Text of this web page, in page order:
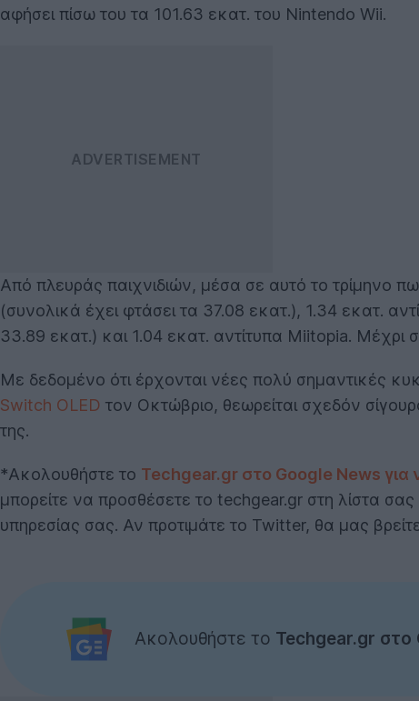
αφήσει πίσω του τα 101.63 εκατ. του Nintendo Wii.
Από πλευράς παιχνιδιών, μέσα σε αυτό το τρίμηνο
(συνολικά έχει φτάσει τα 37.08 εκατ.), 1.34 εκατ.
33.89 εκατ.) και 1.04 εκατ. αντίτυπα Miitopia. Μέχρι
Με δεδομένο ότι έρχονται νέες πολύ σημαντικές
Switch OLED τον Οκτώβριο, θεωρείται σχεδόν
της.
*Ακολουθήστε το Techgear.gr στο Google News
μπορείτε να προσθέσετε το techgear.gr στη λίστα
υπηρεσίας σας. Αν προτιμάτε το Twitter, θα μας
Ακολουθήστε το Techgear.gr στο